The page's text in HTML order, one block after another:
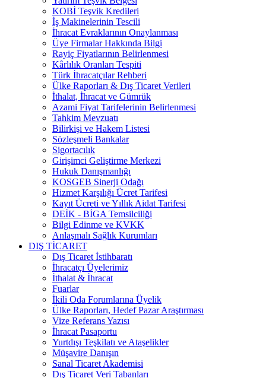
KOBİ Teşvik Kredileri
İş Makinelerinin Tescili
İhracat Evraklarının Onaylanması
Üye Firmalar Hakkında Bilgi
Rayiç Fiyatlarının Belirlenmesi
Kârlılık Oranları Tespiti
Türk İhracatçılar Rehberi
Ülke Raporları & Dış Ticaret Verileri
İthalat, İhracat ve Gümrük
Azami Fiyat Tarifelerinin Belirlenmesi
Tahkim Mevzuatı
Bilirkişi ve Hakem Listesi
Sözleşmeli Bankalar
Sigortacılık
Girişimci Geliştirme Merkezi
Hukuk Danışmanlığı
KOSGEB Sinerji Odağı
Hizmet Karşılığı Ücret Tarifesi
Kayıt Ücreti ve Yıllık Aidat Tarifesi
DEİK - BİGA Temsilciliği
Bilgi Edinme ve KVKK
Anlaşmalı Sağlık Kurumları
DIŞ TİCARET
Dış Ticaret İstihbaratı
İhracatçı Üyelerimiz
İthalat & İhracat
Fuarlar
İkili Oda Forumlarına Üyelik
Ülke Raporları, Hedef Pazar Araştırması
Vize Referans Yazısı
İhracat Pasaportu
Yurtdışı Teşkilatı ve Ataşelikler
Müşavire Danışın
Sanal Ticaret Akademisi
Dış Ticaret Veri Tabanları